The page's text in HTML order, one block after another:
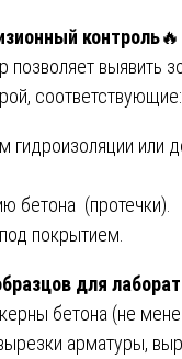
контроль🔥
позволяет выявить
соответствующие:
гидроизоляции или
бетона (протечки).
покрытием.
для
бетона (не
арматуры,